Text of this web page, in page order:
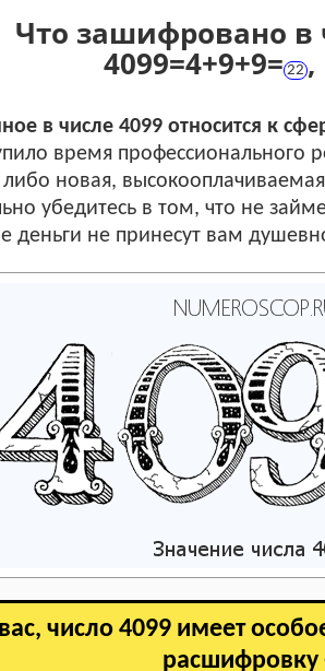
Что зашифровано в
4099=4+9+9= 22 ,
в числе 4099 относится к
время профессионального
новая,
убедитесь в том, что не
деньги не принесут вам
число 4099 имеет